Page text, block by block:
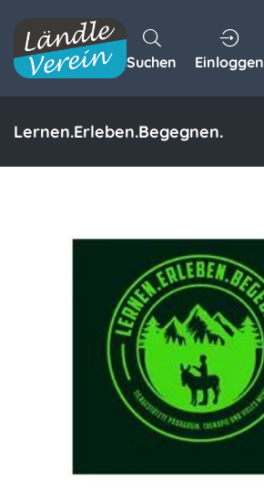
Suchen Einloggen
Lernen.Erleben.Begegnen.